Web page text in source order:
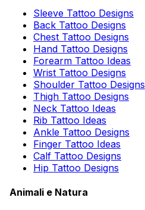
Sleeve Tattoo Designs
Back Tattoo Designs
Chest Tattoo Designs
Hand Tattoo Designs
Forearm Tattoo Ideas
Wrist Tattoo Designs
Shoulder Tattoo Designs
Thigh Tattoo Designs
Neck Tattoo Ideas
Rib Tattoo Ideas
Ankle Tattoo Designs
Finger Tattoo Ideas
Calf Tattoo Designs
Hip Tattoo Designs
Animali e Natura